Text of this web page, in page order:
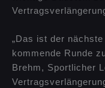
„Das ist der
kommende Runde
Brehm, Sportlicher